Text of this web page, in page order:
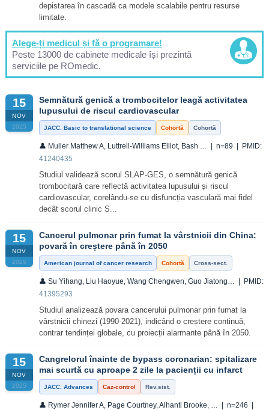
depistarea în cascadă ca modele scalabile pentru resurse
limitate.
Alege-ți medicul și fă o programare!
Peste 13000 de cabinete medicale își prezintă
serviciile pe ROmedic.
15
NOV
2025
Semnătură genică a trombocitelor leagă activitatea
lupusului de riscul cardiovascular
JACC. Basic to translational science Cohortă Cohortă
👤 Muller Matthew A, Luttrell-Williams Elliot, Bash … | n=89 | PMID:
41240435
Studiul validează scorul SLAP-GES, o semnătură genică
trombocitară care reflectă activitatea lupusului și riscul
cardiovascular, corelându-se cu disfuncția vasculară mai fidel
decât scorul clinic S...
15
NOV
2025
Cancerul pulmonar prin fumat la vârstnicii din China:
povară în creștere până în 2050
American journal of cancer research Cohortă Cross-sect.
👤 Su Yihang, Liu Haoyue, Wang Chengwen, Guo Jiatong… | PMID:
41395293
Studiul analizează povara cancerului pulmonar prin fumat la
vârstnicii chinezi (1990-2021), indicând o creștere continuă,
contrar tendinței globale, cu proiecții alarmante până în 2050.
15
NOV
2025
Cangrelorul înainte de bypass coronarian: spitalizare
mai scurtă cu aproape 2 zile la pacienții cu infarct
JACC. Advances Caz-control Rev.sist.
👤 Rymer Jennifer A, Page Courtney, Alhanti Brooke, … | n=246 |